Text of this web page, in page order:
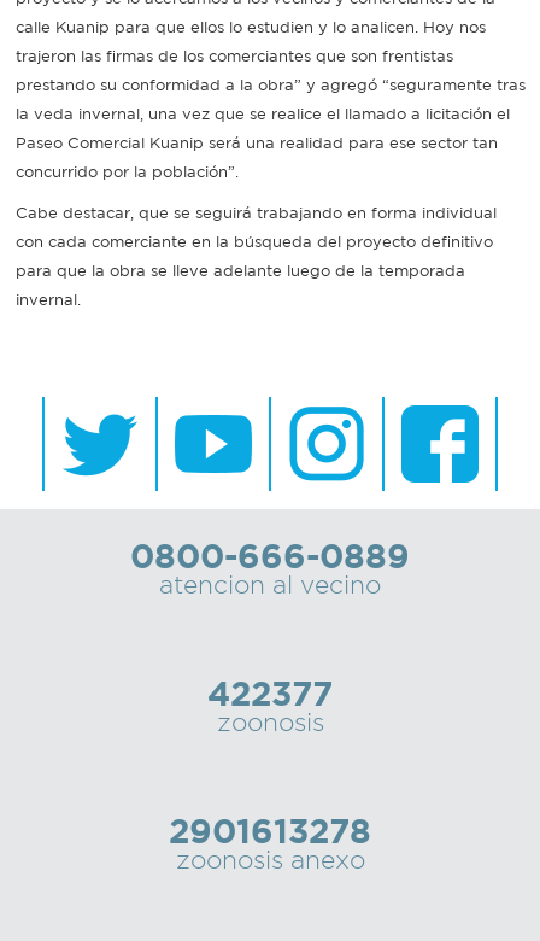
calle Kuanip para que ellos lo estudien y lo analicen. Hoy nos
trajeron las firmas de los comerciantes que son frentistas
prestando su conformidad a la obra” y agregó “seguramente tras
la veda invernal, una vez que se realice el llamado a licitación el
Paseo Comercial Kuanip será una realidad para ese sector tan
concurrido por la población”.
Cabe destacar, que se seguirá trabajando en forma individual
con cada comerciante en la búsqueda del proyecto definitivo
para que la obra se lleve adelante luego de la temporada
invernal.
0800-666-0889
atencion al vecino
422377
zoonosis
2901613278
zoonosis anexo